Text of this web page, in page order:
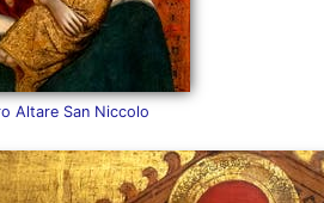
Altare San Niccolo